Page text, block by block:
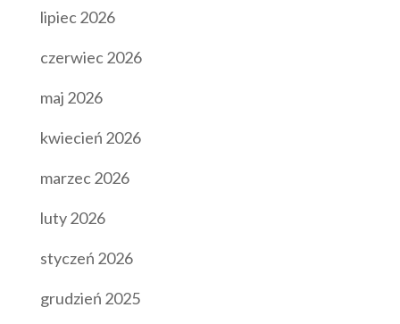
lipiec 2026
czerwiec 2026
maj 2026
kwiecień 2026
marzec 2026
luty 2026
styczeń 2026
grudzień 2025